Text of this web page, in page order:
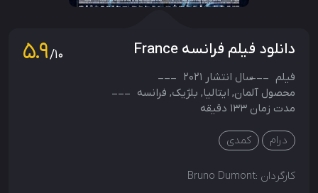
دانلود فیلم فرانسه France 5.9/10
فیلم سال انتشار 2021
محصول آلمان, ایتالیا, بلژیک, فرانسه
مدت زمان 133 دقیقه
درام کمدی
کارگردان :Bruno Dumont